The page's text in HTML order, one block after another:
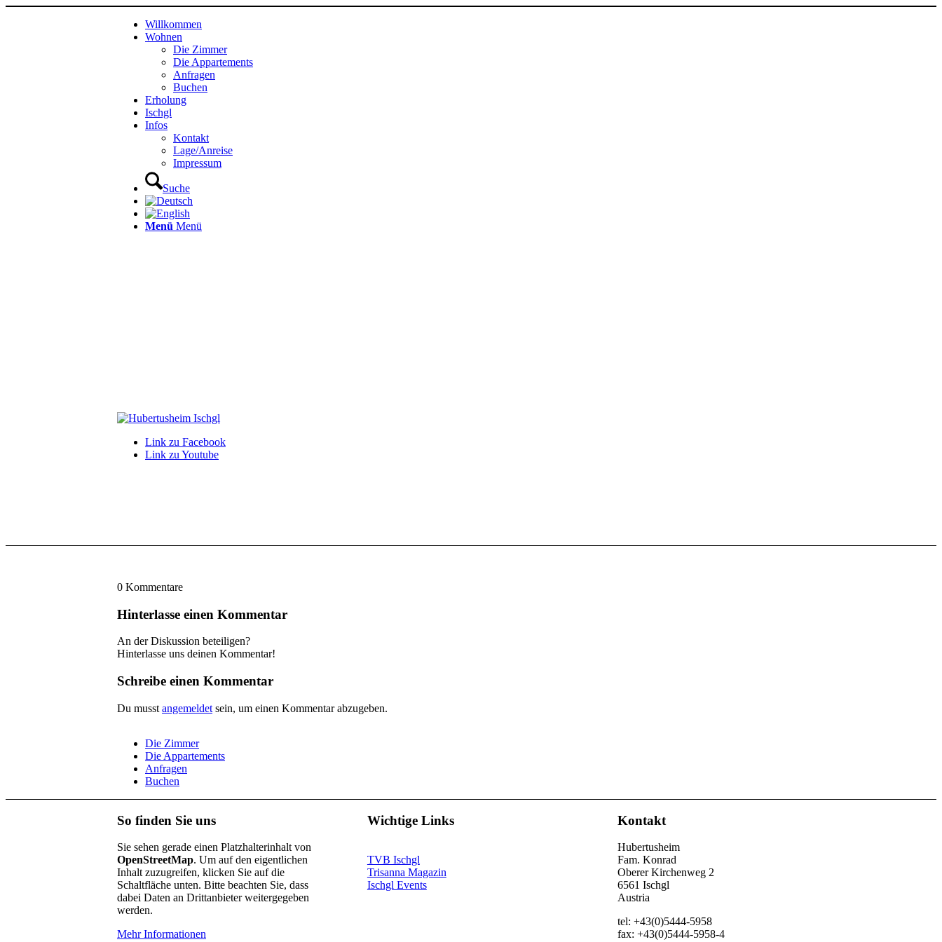
Willkommen
Wohnen
Die Zimmer
Die Appartements
Anfragen
Buchen
Erholung
Ischgl
Infos
Kontakt
Lage/Anreise
Impressum
Suche
Menü Menü
Link zu Facebook
Link zu Youtube
0 Kommentare
Hinterlasse einen Kommentar
An der Diskussion beteiligen?
Hinterlasse uns deinen Kommentar!
Schreibe einen Kommentar
Du musst angemeldet sein, um einen Kommentar abzugeben.
Die Zimmer
Die Appartements
Anfragen
Buchen
So finden Sie uns
Sie sehen gerade einen Platzhalterinhalt von
OpenStreetMap. Um auf den eigentlichen
Inhalt zuzugreifen, klicken Sie auf die
Schaltfläche unten. Bitte beachten Sie, dass
dabei Daten an Drittanbieter weitergegeben
werden.
Mehr Informationen
Wichtige Links
TVB Ischgl
Trisanna Magazin
Ischgl Events
Kontakt
Hubertusheim
Fam. Konrad
Oberer Kirchenweg 2
6561 Ischgl
Austria
tel: +43(0)5444-5958
fax: +43(0)5444-5958-4